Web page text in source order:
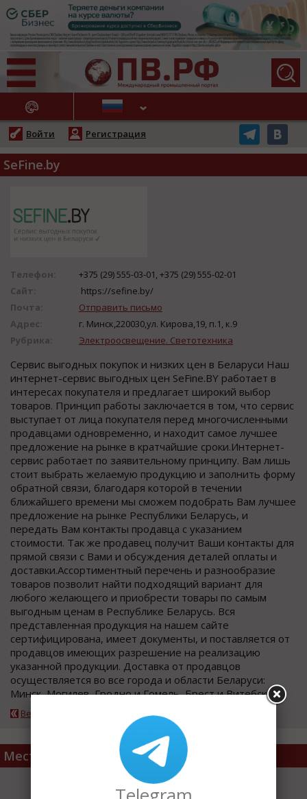
НОВОСТИ
Войти Регистрация
SeFine.by
Телефон:
+375 (29) 555-03-01, +375 (29) 555-02-01
Сайт:
https://sefine.by/
Почта:
Отправить письмо
Адрес:
г. Минск,220030,ул. Кирова,19, п.1, к.9
Рубрика:
Электроосвещение. Светотехника
Сервис выгодных покупок и низких цен в Беларуси Наш
интернет-сервис выгодных цен SeFine.BY работает в
интересах покупателя и предлагает широкий выбор
товаров. Принцип работы заключается в том, что сервис
выступает от лица покупателя перед многочисленными
продавцами одновременно, и находит самое лучшее
предложение на рынке в кратчайшие сроки.Интернет-
сервис работает по заявительному принципу. Вам лишь
стоит выбрать желаемую продукцию и заполнить форму
обратной связи, благодаря которой в течении
ближайшего времени мы сможем подобрать Вам лучшее
предложение на рынке Республики Беларусь, и
передать Вам контакты продавца с указанием
стоимости. Так же продавец получит Ваши контакты для
прямой связи с Вами и обсуждения деталей оплаты и
доставки.Ассортиментный перечень и разнообразие
товаров позволит найти подходящий вариант для
любого желающего и приобрести товары по самым
выгодным ценам в Республике Беларусь. Вся
представленная продукция на нашем сайте
сертифицирована, имеет документы, и поставляется от
продавцов имеющих разрешение на реализацию
указанной продукции. Доставка от продавцов
осуществляется во все города и области Беларуси:
Минск, Могилев, Гродно и Гомель, Брест и Витебск.
Вернуться к каталогу
Место расположения